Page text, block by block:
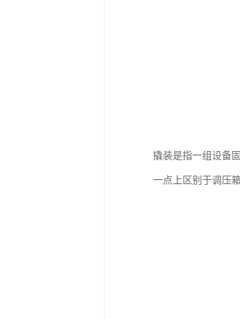
撬装是指一组设备
一点上区别于调压